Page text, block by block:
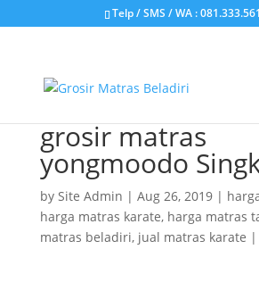
Telp / SMS / WA :
grosir matras
yongmoodo
by Site Admin | Aug 26, 2019|
harga matras karate, harga matras
matras beladiri, jual matras karate |